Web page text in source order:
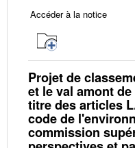
Accéder à la notice
Projet de
et le val amont
titre des articles
code de
commission